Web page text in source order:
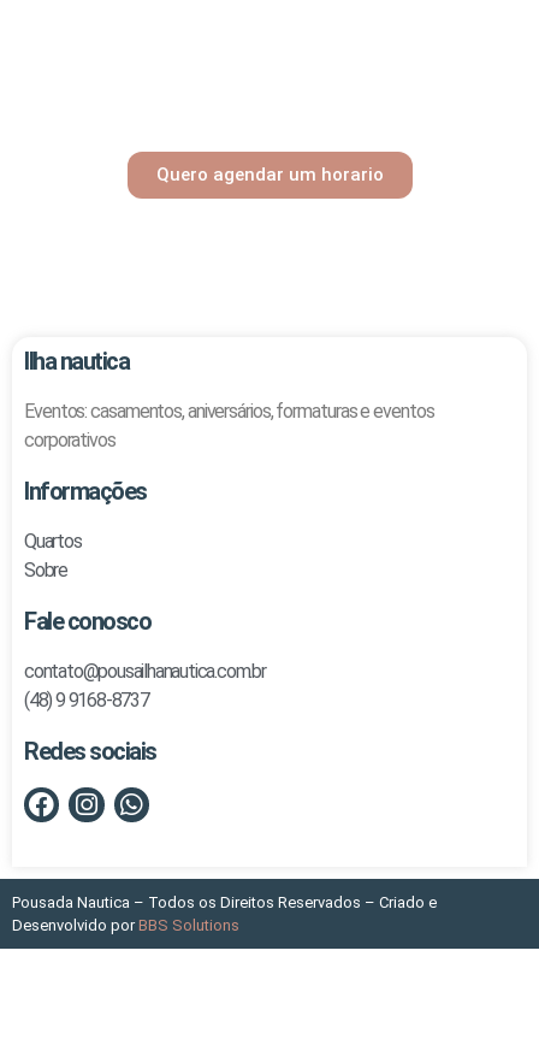
Quero agendar um horario
Ilha nautica
Eventos: casamentos, aniversários, formaturas e eventos
corporativos
Informações
Quartos
Sobre
Fale conosco
contato@pousailhanautica.com.br
(48) 9 9168-8737
Redes sociais
Pousada Nautica – Todos os Direitos Reservados – Criado e
Desenvolvido porBBS Solutions